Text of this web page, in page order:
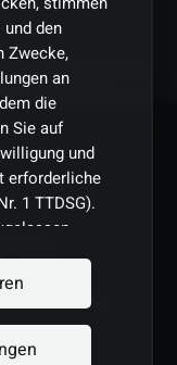
den
Zwecke,
an
die
Sie auf
und
erforderliche
1 TTDSG).
unter Cookie-
Ihre
erhalten Sie